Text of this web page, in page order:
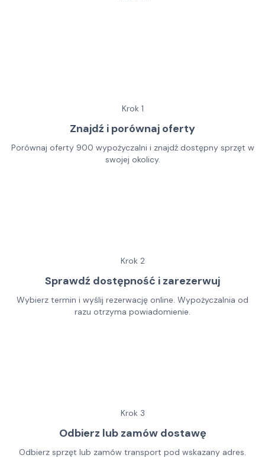
Krok 1
Znajdź i porównaj oferty
Porównaj oferty 900 wypożyczalni i znajdź dostępny sprzęt w
swojej okolicy.
Krok 2
Sprawdź dostępność i zarezerwuj
Wybierz termin i wyślij rezerwację online. Wypożyczalnia od
razu otrzyma powiadomienie.
Krok 3
Odbierz lub zamów dostawę
Odbierz sprzęt lub zamów transport pod wskazany adres.